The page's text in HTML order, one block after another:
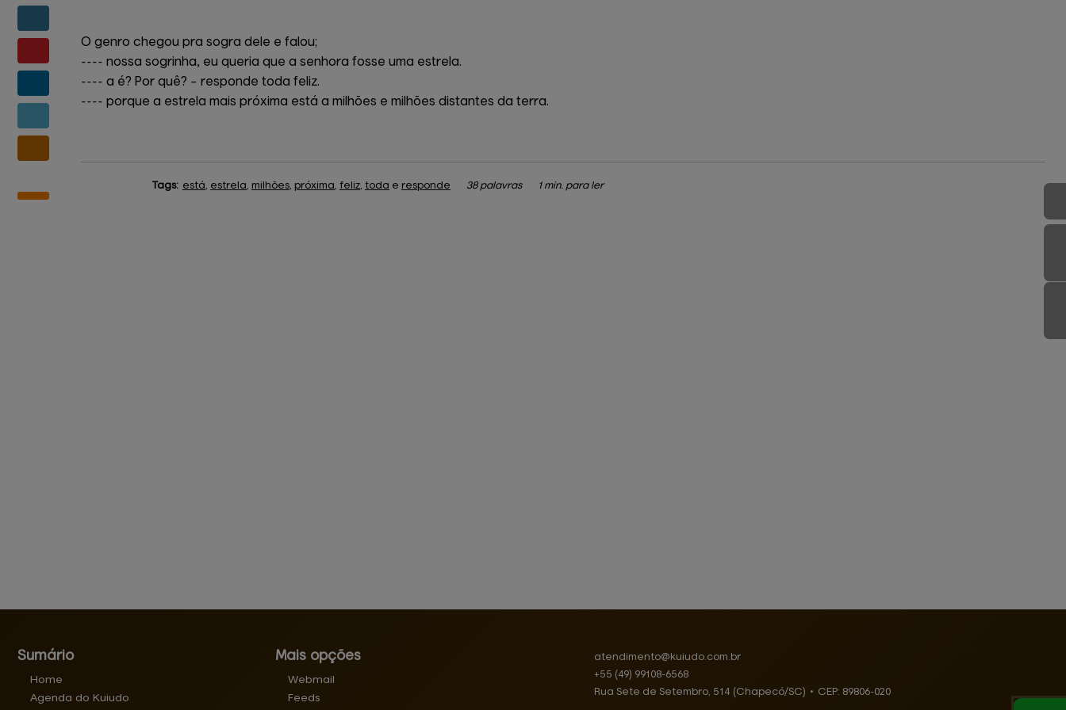
O genro chegou pra sogra dele e falou;
---- nossa sogrinha, eu queria que a senhora fosse uma estrela.
---- a é? Por quê? – responde toda feliz.
---- porque a estrela mais próxima está a milhões e milhões distantes da terra.
Tags: está, estrela, milhões, próxima, feliz, toda e responde 38 palavras 1 min. para ler
Sumário
Home
Agenda do Kuiudo
Mais opções
Webmail
Feeds
atendimento@ kuiudo.com.br
+55 (49) 99108-6568
Rua Sete de Setembro, 514 (Chapecó/SC) • CEP: 89806-020